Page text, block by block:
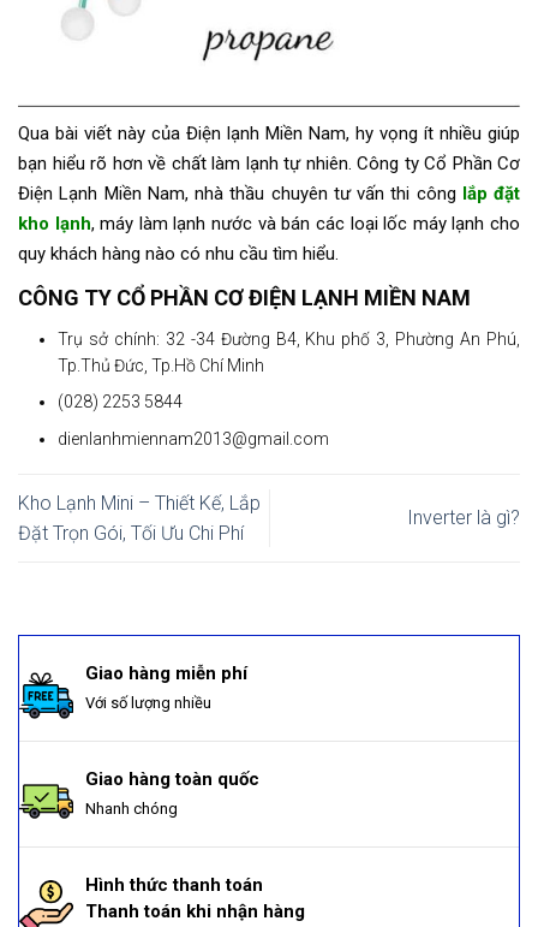
Qua bài viết này của Điện lạnh Miền Nam, hy vọng ít nhiều giúp
bạn hiểu rõ hơn về chất làm lạnh tự nhiên. Công ty Cổ Phần Cơ
Điện Lạnh Miền Nam, nhà thầu chuyên tư vấn thi công lắp đặt
kho lạnh, máy làm lạnh nước và bán các loại lốc máy lạnh cho
quy khách hàng nào có nhu cầu tìm hiểu.
CÔNG TY CỔ PHẦN CƠ ĐIỆN LẠNH MIỀN NAM
Trụ sở chính: 32 -34 Đường B4, Khu phố 3, Phường An Phú,
Tp.Thủ Đức, Tp.Hồ Chí Minh
(028) 2253 5844
dienlanhmiennam2013@gmail.com
Kho Lạnh Mini – Thiết Kế, Lắp
Đặt Trọn Gói, Tối Ưu Chi Phí
Inverter là gì?
Giao hàng miễn phí
Với số lượng nhiều
Giao hàng toàn quốc
Nhanh chóng
Hình thức thanh toán
Thanh toán khi nhận hàng